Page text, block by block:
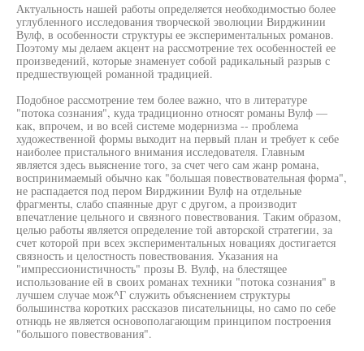
Актуальность нашей работы определяется необходимостью более
углубленного исследования творческой эволюции Вирджинии
Вулф, в особенности структуры ее экспериментальных романов.
Поэтому мы делаем акцент на рассмотрение тех особенностей ее
произведений, которые знаменует собой радикальный разрыв с
предшествующей романной традицией.
Подобное рассмотрение тем более важно, что в литературе
"потока сознания", куда традиционно относят романы Вулф —
как, впрочем, и во всей системе модернизма -- проблема
художественной формы выходит на первый план и требует к себе
наиболее пристального внимания исследователя. Главным
является здесь выяснение того, за счет чего сам жанр романа,
воспринимаемый обычно как "большая повествовательная форма",
не распадается под пером Вирджинии Вулф на отдельные
фрагменты, слабо спаянные друг с другом, а производит
впечатление цельного и связного повествования. Таким образом,
целью работы является определение той авторской стратегии, за
счет которой при всех экспериментальных новациях достигается
связность и целостность повествования. Указания на
"импрессионистичность" прозы В. Вулф, на блестящее
использование ей в своих романах техники "потока сознания" в
лучшем случае мож^Г служить объяснением структуры
большинства коротких рассказов писательницы, но само по себе
отнюдь не является основополагающим принципом построения
"большого повествования".